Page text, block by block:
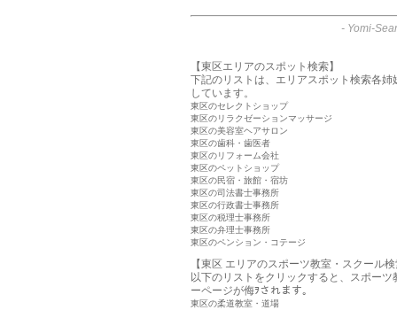
- Yomi-
【東区エリアのスポット検索】
下記のリストは、エリアスポット検索各
しています。
東区のセレクトショップ
東区のリラクゼーションマッサージ
東区の美容室ヘアサロン
東区の歯科・歯医者
東区のリフォーム会社
東区のペットショップ
東区の民宿・旅館・宿坊
東区の司法書士事務所
東区の行政書士事務所
東区の税理士事務所
東区の弁理士事務所
東区のペンション・コテージ
【東区 エリアのスポーツ教室・スクール
以下のリストをクリックすると、スポー
ーページが侮ｦされます。
東区の柔道教室・道場